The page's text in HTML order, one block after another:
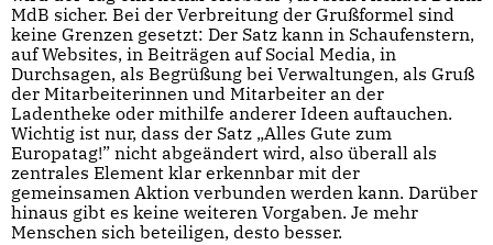
MdB sicher. Bei der Verbreitung der Grußformel sind
keine Grenzen gesetzt: Der Satz kann in Schaufenstern,
auf Websites, in Beiträgen auf Social Media, in
Durchsagen, als Begrüßung bei Verwaltungen, als Gruß
der Mitarbeiterinnen und Mitarbeiter an der
Ladentheke oder mithilfe anderer Ideen auftauchen.
Wichtig ist nur, dass der Satz „Alles Gute zum
Europatag!” nicht abgeändert wird, also überall als
zentrales Element klar erkennbar mit der
gemeinsamen Aktion verbunden werden kann. Darüber
hinaus gibt es keine weiteren Vorgaben. Je mehr
Menschen sich beteiligen, desto besser.